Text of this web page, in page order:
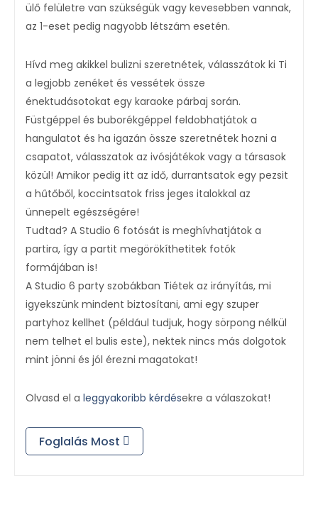
ülő felületre van szükségük vagy kevesebben vannak,
az 1-eset pedig nagyobb létszám esetén.
Hívd meg akikkel bulizni szeretnétek, válasszátok ki Ti
a legjobb zenéket és vessétek össze
énektudásotokat egy karaoke párbaj során.
Füstgéppel és buborékgéppel feldobhatjátok a
hangulatot és ha igazán össze szeretnétek hozni a
csapatot, válasszatok az ivósjátékok vagy a társasok
közül! Amikor pedig itt az idő, durrantsatok egy pezsit
a hűtőből, koccintsatok friss jeges italokkal az
ünnepelt egészségére!
Tudtad? A Studio 6 fotósát is meghívhatjátok a
partira, így a partit megörökíthetitek fotók
formájában is!
A Studio 6 party szobákban Tiétek az irányítás, mi
igyekszünk mindent biztosítani, ami egy szuper
partyhoz kellhet (például tudjuk, hogy sörpong nélkül
nem telhet el bulis este), nektek nincs más dolgotok
mint jönni és jól érezni magatokat!
Olvasd el a leggyakoribb kérdésekre a válaszokat!
Foglalás Most